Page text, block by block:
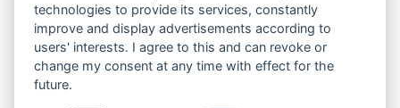
technologies to provide its services, constantly
improve and display advertisements according to
users' interests. I agree to this and can revoke or
change my consent at any time with effect for the
future.